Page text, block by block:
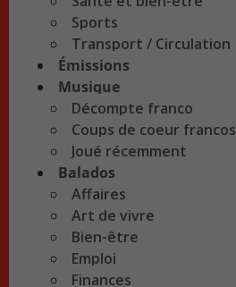
Sports
Transport / Circulation
Émissions
Musique
Décompte franco
Coups de coeur francos
Joué récemment
Balados
Affaires
Art de vivre
Bien-être
Emploi
Finances